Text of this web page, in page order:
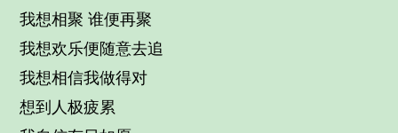
我想相聚 谁便再聚
我想欢乐便随意去追
我想相信我做得对
想到人极疲累